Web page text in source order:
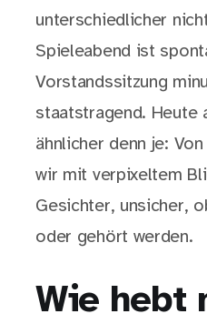
unterschiedlicher
Spieleabend ist
Vorstandssitzung
staatstragend. Heute
ähnlicher denn je:
wir mit verpixeltem
Gesichter, unsicher,
oder gehört werden.
Wie hebt